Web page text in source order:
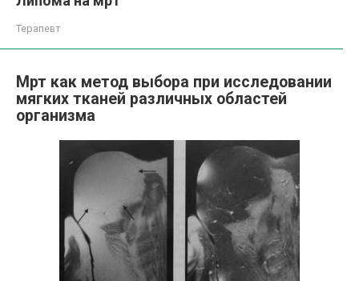
Терапевт
Мрт как метод выбора при исследовании
мягких тканей различных областей
организма